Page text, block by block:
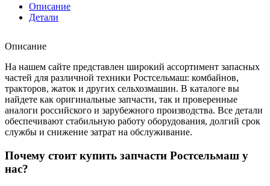
Описание
Детали
Описание
На нашем сайте представлен широкий ассортимент запасных
частей для различной техники Ростсельмаш: комбайнов,
тракторов, жаток и других сельхозмашин. В каталоге вы
найдете как оригинальные запчасти, так и проверенные
аналоги российского и зарубежного производства. Все детали
обеспечивают стабильную работу оборудования, долгий срок
службы и снижение затрат на обслуживание.
Почему стоит купить запчасти Ростсельмаш у
нас?